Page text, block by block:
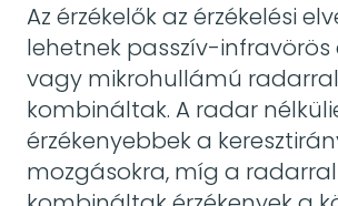
Az érzékelők az érzékelési
lehetnek passzív-infravörös
vagy mikrohullámú radarral
kombináltak. A radar
érzékenyebbek a
mozgásokra, míg a radarral